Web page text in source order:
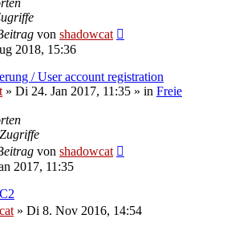
von shadowcat
2018, 15:36
/ User account registration
» Di 24. Jan 2017, 11:35 » in Freie
Zugriffe
von shadowcat
2017, 11:35
» Di 8. Nov 2016, 14:54